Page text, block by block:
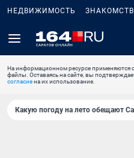
НЕДВИЖИМОСТЬ
На информационном ресурсе применяются
файлы. Оставаясь на сайте, вы
согласиена их использование.
Какую погоду на лето обещают